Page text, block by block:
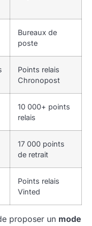
Bureaux de
poste
Points relais
Chronopost
10 000+ points
relais
17 000 points
de retrait
Points relais
Vinted
proposer un mode